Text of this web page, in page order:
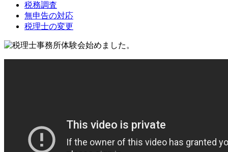
税務調査
無申告の対応
税理士の変更